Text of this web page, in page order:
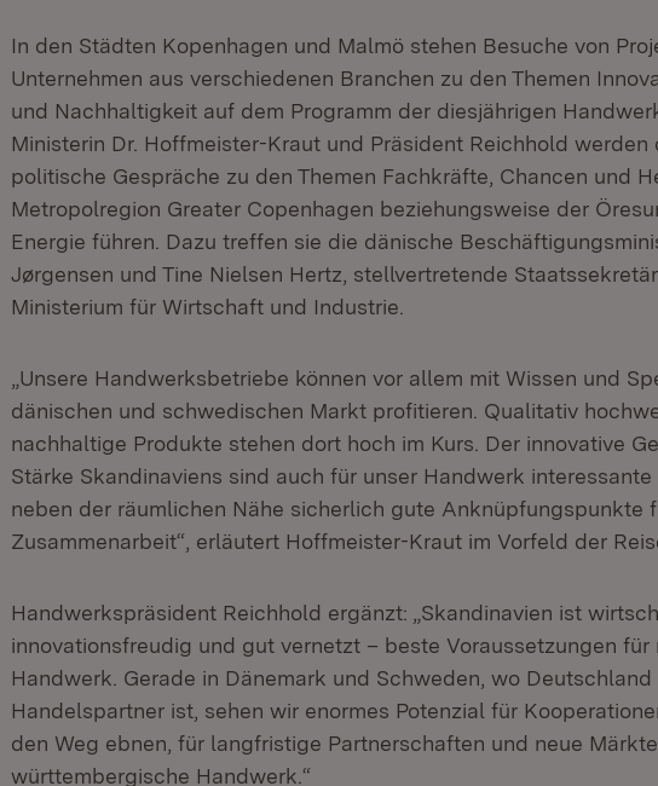
In den Städten Kopenhagen und Malmö stehen Besuche von
Unternehmen aus verschiedenen Branchen zu den Themen
und Nachhaltigkeit auf dem Programm der diesjährigen
Ministerin Dr. Hoffmeister-Kraut und Präsident Reichhold werden
politische Gespräche zu den Themen Fachkräfte, Chancen und
Metropolregion Greater Copenhagen beziehungsweise der
Energie führen. Dazu treffen sie die dänische
Jørgensen und Tine Nielsen Hertz, stellvertretende
Ministerium für Wirtschaft und Industrie.
„Unsere Handwerksbetriebe können vor allem mit Wissen und
dänischen und schwedischen Markt profitieren. Qualitativ
nachhaltige Produkte stehen dort hoch im Kurs. Der innovative
Stärke Skandinaviens sind auch für unser Handwerk
neben der räumlichen Nähe sicherlich gute Anknüpfungspunkte
Zusammenarbeit“, erläutert Hoffmeister-Kraut im Vorfeld der
Handwerkspräsident Reichhold ergänzt: „Skandinavien ist
innovationsfreudig und gut vernetzt – beste Voraussetzungen für
Handwerk. Gerade in Dänemark und Schweden, wo
Handelspartner ist, sehen wir enormes Potenzial für
den Weg ebnen, für langfristige Partnerschaften und neue
württembergische Handwerk.“